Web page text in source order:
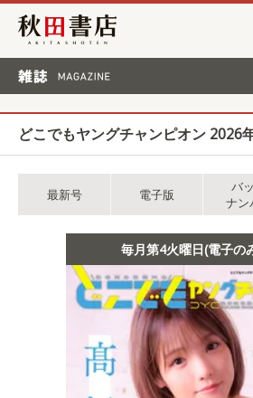
秋田書店
どこでもヤングチャンピオン 2026
最新号 電子版
バ
ナン
毎月第4火曜日(電子の